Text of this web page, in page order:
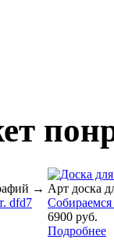
→
dfd7
Арт доска
Собираемся
6900 руб.
Подробнее